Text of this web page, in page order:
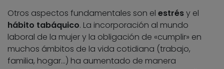
Otros aspectos fundamentales son el estrésy el
hábito tabáquico. La incorporación al mundo
laboral de la mujer y la obligación de «cumplir» en
muchos ámbitos de la vida cotidiana (trabajo,
familia, hogar…) ha aumentado de manera